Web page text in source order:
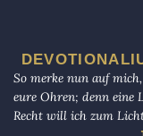
So merke nun auf
eure Ohren; denn eine
Recht will ich zum